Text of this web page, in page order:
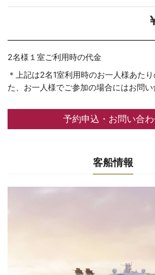
2名様１室ご利用時の代金
＊上記は2名1室利用時のお一人様あた
た、お一人様でご参加の場合にはお問い
予約申込・お問い合
客船情報